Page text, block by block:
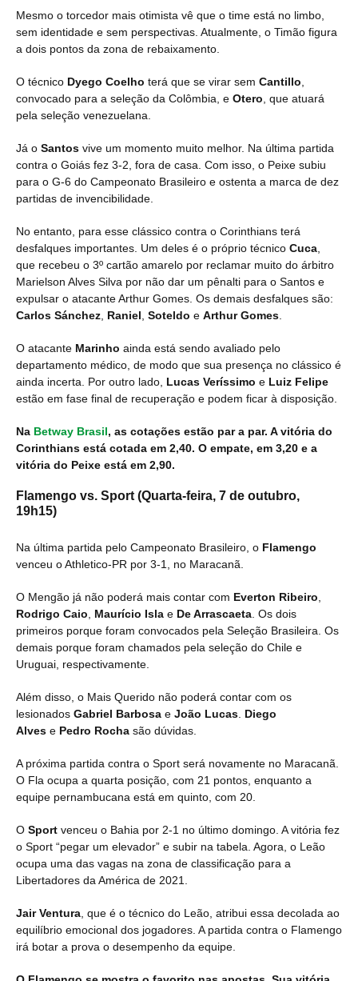
Mesmo o torcedor mais otimista vê que o time está no limbo,
sem identidade e sem perspectivas. Atualmente, o Timão figura
a dois pontos da zona de rebaixamento.
O técnico Dyego Coelho terá que se virar sem Cantillo
convocado para a seleção da Colômbia, e Otero , que atuará
pela seleção venezuelana.
Já o Santos vive um momento muito melhor. Na última partida
contra o Goiás fez 3-2, fora de casa. Com isso, o Peixe subiu
para o G-6 do Campeonato Brasileiro e ostenta a marca de dez
partidas de invencibilidade.
No entanto, para esse clássico contra o Corinthians terá
desfalques importantes. Um deles é o próprio técnico Cuca
que recebeu o 3º cartão amarelo por reclamar muito do árbitro
Marielson Alves Silva por não dar um pênalti para o Santos e
expulsar o atacante Arthur Gomes. Os demais desfalques são:
Carlos Sánchez Raniel Soteldo e Arthur Gomes
O atacante Marinho ainda está sendo avaliado pelo
departamento médico, de modo que sua presença no clássico é
ainda incerta. Por outro lado, Lucas Veríssimo e Luiz Felipe
estão em fase final de recuperação e podem ficar à disposição.
Na Betway Brasil, as cotações estão par a par. A vitória do
Corinthians está cotada em 2,40. O empate, em 3,20 e a
vitória do Peixe está em 2,90.
Flamengo vs. Sport (Quarta-feira, 7 de outubro,
19h15)
Na última partida pelo Campeonato Brasileiro, o Flamengo
venceu o Athletico-PR por 3-1, no Maracanã.
O Mengão já não poderá mais contar com Everton Ribeiro
Rodrigo Caio
Maurício Isla e De Arrascaeta . Os dois
primeiros porque foram convocados pela Seleção Brasileira. Os
demais porque foram chamados pela seleção do Chile e
Uruguai, respectivamente.
Além disso, o Mais Querido não poderá contar com os
lesionados Gabriel Barbosa e João Lucas Diego
Alves e Pedro Rocha são dúvidas.
A próxima partida contra o Sport será novamente no Maracanã.
O Fla ocupa a quarta posição, com 21 pontos, enquanto a
equipe pernambucana está em quinto, com 20.
O Sport venceu o Bahia por 2-1 no último domingo. A vitória fez
o Sport “pegar um elevador” e subir na tabela. Agora, o Leão
ocupa uma das vagas na zona de classificação para a
Libertadores da América de 2021.
Jair Ventura , que é o técnico do Leão, atribui essa decolada ao
equilíbrio emocional dos jogadores. A partida contra o Flamengo
irá botar a prova o desempenho da equipe.